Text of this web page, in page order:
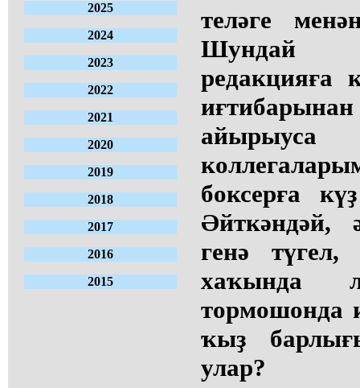
2025
2024
2023
2022
2021
2020
2019
2018
2017
2016
2015
теләге
Шундай
редакцияға
боксерға
Әйткәндәй,
генә түгел,
хаҡында
тормошонда
ҡыҙ
улар?